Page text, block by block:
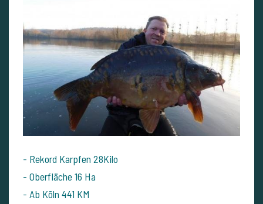
- Rekord Karpfen 28Kilo
- Oberfläche 16 Ha
- Ab Köln 441 KM